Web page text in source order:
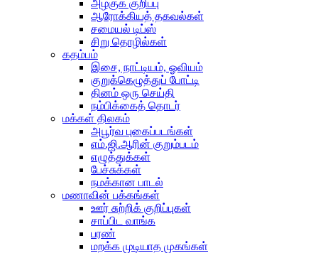
அழகுக் குறிப்பு
ஆரோக்கியத் தகவல்கள்
சமையல் டிப்ஸ்
சிறு தொழில்கள்
கதம்பம்
இசை, நாட்டியம், ஓவியம்
குறுக்கெழுத்துப் போட்டி
தினம் ஒரு செய்தி
நம்பிக்கைத் தொடர்
மக்கள் திலகம்
அபூர்வ புகைப்படங்கள்
எம்.ஜி.ஆரின் குறும்படம்
எழுத்துக்கள்
பேச்சுக்கள்
நமக்கான பாடல்
மணாவின் பக்கங்கள்
ஊர் சுற்றிக் குறிப்புகள்
சாப்பிட வாங்க
பரண்
மறக்க முடியாத முகங்கள்